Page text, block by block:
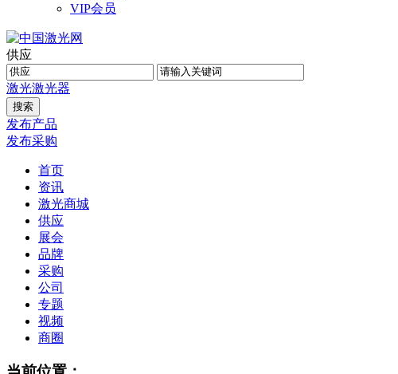
VIP会员
供应
激光激光器
发布产品
发布采购
首页
资讯
激光商城
供应
展会
品牌
采购
公司
专题
视频
商圈